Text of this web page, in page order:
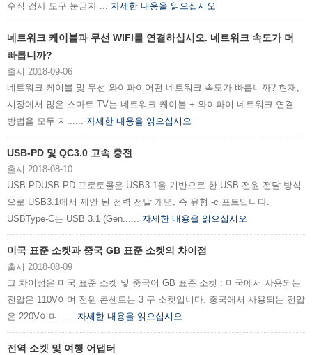
수직 검사 도구 눈금자 ... 자세한 내용을 읽으십시오
네트워크 케이블과 무선 WIFI를 연결하십시오. 네트워크 속도가 더
빠릅니까?
출시 2018-09-06
네트워크 케이블 및 무선 와이파이어떤 네트워크 속도가 빠릅니까? 현재,
시장에서 많은 스마트 TV는 네트워크 케이블 + 와이파이 네트워크 연결
방법을 모두 지...... 자세한 내용을 읽으십시오
USB-PD 및 QC3.0 고속 충전
출시 2018-08-10
USB-PDUSB-PD 프로토콜은 USB3.1을 기반으로 한 USB 전원 전달 방식
으로 USB3.1에서 제안 된 전력 전달 개념, 즉 유형 -c 포트입니다.
USBType-C는 USB 3.1 (Gen...... 자세한 내용을 읽으십시오
미국 표준 소켓과 중국 GB 표준 소켓의 차이점
출시 2018-08-09
그 차이점은 미국 표준 소켓 및 중국어 GB 표준 소켓 : 미국에서 사용되는
전압은 110V이며 전원 콘센트는 3 구 소켓입니다. 중국에서 사용되는 전압
은 220V이며...... 자세한 내용을 읽으십시오
전역 소켓 및 여행 어댑터